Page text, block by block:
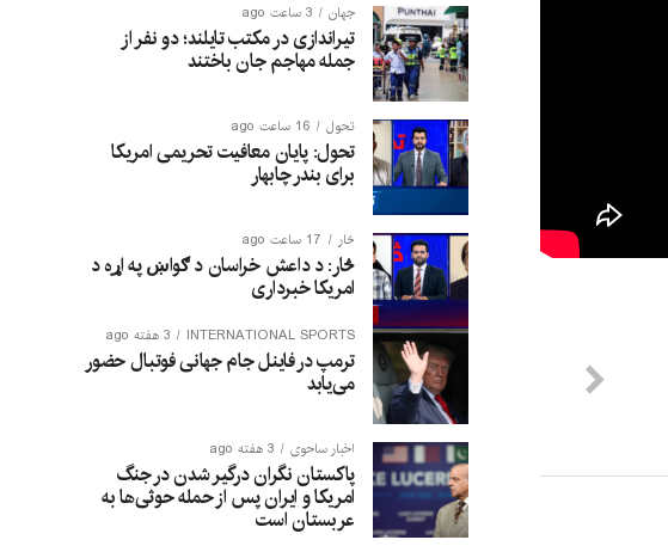
جهان 3 ساعت ago
تیراندازی در مکتب تایلند؛ دو نفر از
جمله مهاجم جان باختند
تحول 16 ساعت ago
تحول: پایان معافیت تحریمی امریکا
برای بندر چابهار
څار 17 ساعت ago
څار: د داعش خراسان د ګواښ په اړه د
امریکا خبرداری
INTERNATIONAL SPORTS 3 هفته ago
ترمپ در فاینل جام جهانی فوتبال حضور
می‌یابد
اخبار ساحوی 3 هفته ago
پاکستان نگران درگیر شدن در جنگ
امریکا و ایران پس از حمله حوثی‌ها به
عربستان است